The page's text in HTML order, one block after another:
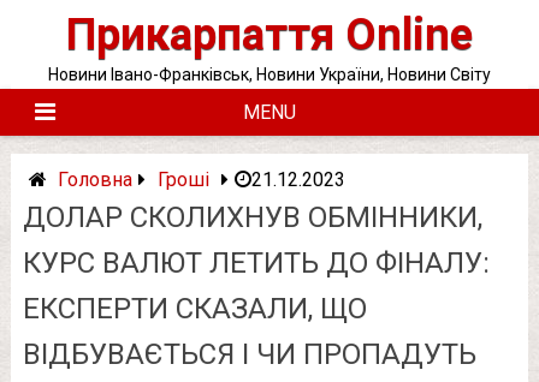
Прикарпаття Online
Новини Івано-Франківськ, Новини України, Новини Світу
MENU
Головна Гроші 21.12.2023
ДОЛАР СКОЛИХНУВ ОБМІННИКИ,
КУРС ВАЛЮТ ЛЕТИТЬ ДО ФІНАЛУ:
ЕКСПЕРТИ СКАЗАЛИ, ЩО
ВІДБУВАЄТЬСЯ І ЧИ ПРОПАДУТЬ